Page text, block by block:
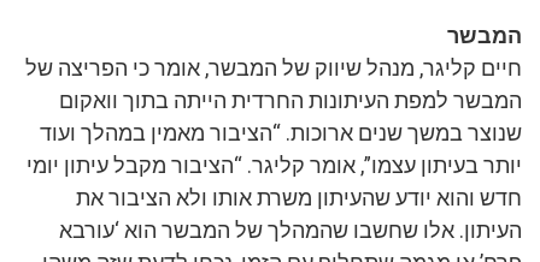
קליגר, מנהל שיווק של המבשר, אומר כי הפריצה של
למפת העיתונות החרדית הייתה בתוך וואקום
במשך שנים ארוכות. “הציבור מאמין במהלך ועוד
בעיתון עצמו”, אומר קליגר. “הציבור מקבל עיתון יומי
יודע שהעיתון משרת אותו ולא הציבור את
אלו שחשבו שהמהלך של המבשר הוא ‘עורבא